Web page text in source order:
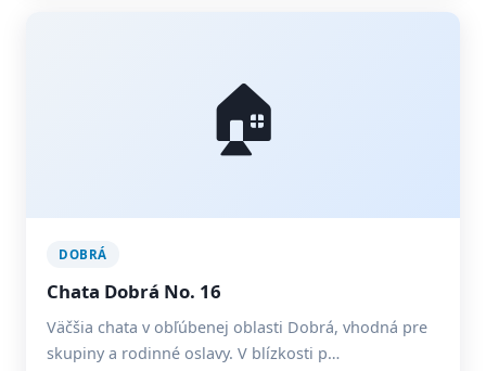
🏠
DOBRÁ
Chata Dobrá No. 16
Väčšia chata v obľúbenej oblasti Dobrá, vhodná pre
skupiny a rodinné oslavy. V blízkosti p…